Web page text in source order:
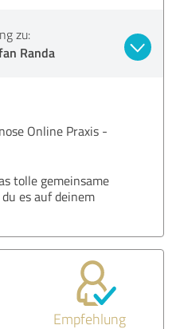
zu:
Randa
Online Praxis -
tolle gemeinsame
es auf deinem
Empfehlung